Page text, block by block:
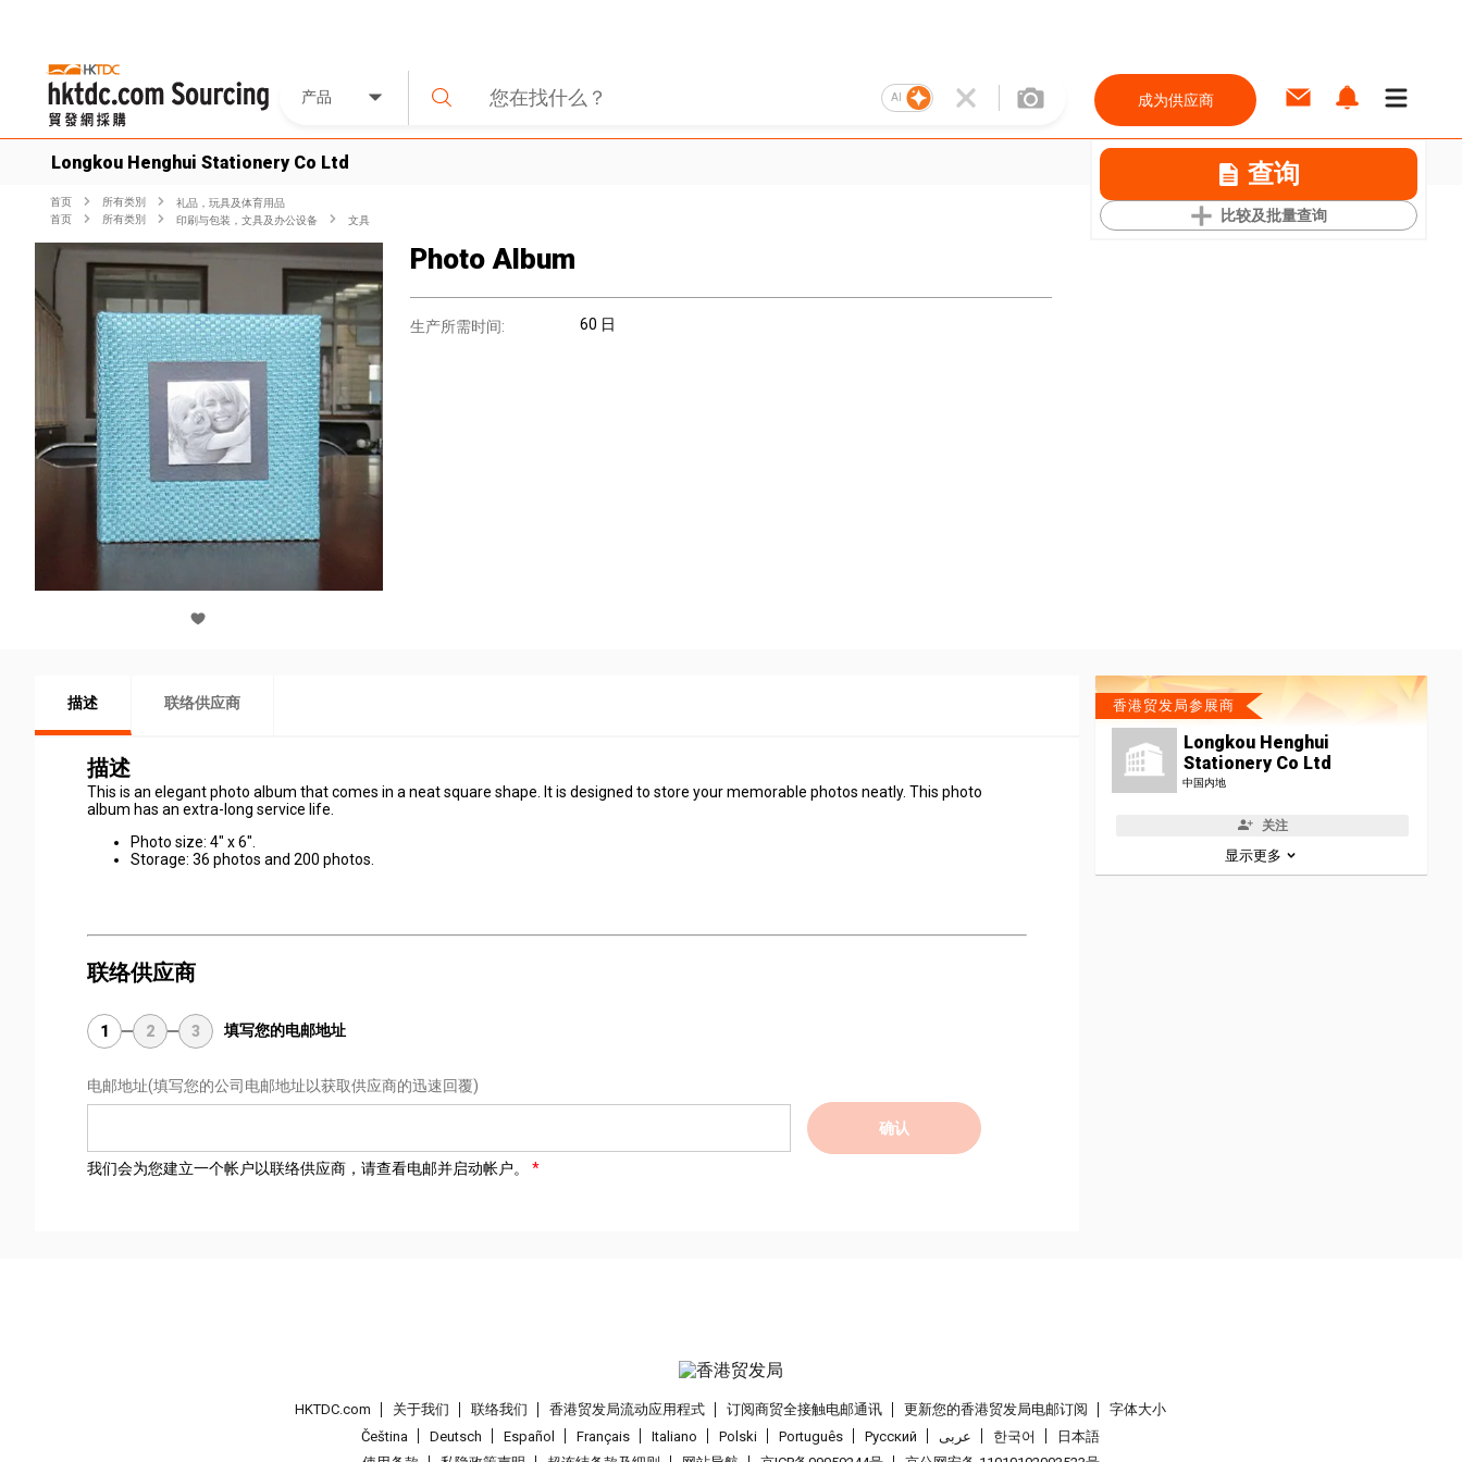
产品 AI 成为供应商
Longkou Henghui Stationery Co Ltd 查询
比较及批量查询
首页 所有类別
礼品，玩具及体育用品
首页
所有类別 印刷与包装，文具及办公设备 文具
Photo Album
生产所需时间: 60 日
描述 联络供应商
描述
This is an elegant photo album that comes in a neat square shape. It is designed to store your memorable photos neatly. This photo
album has an extra-long service life.
Photo size: 4" x 6".
Storage: 36 photos and 200 photos.
联络供应商
1 2 3 填写您的电邮地址
电邮地址(填写您的公司电邮地址以获取供应商的迅速回覆)
确认
我们会为您建立一个帐户以联络供应商，请查看电邮并启动帐户。
香港贸发局参展商
Longkou Henghui
Stationery Co Ltd
中国内地
关注
显示更多
HKTDC.com 关于我们 联络我们 香港贸发局流动应用程式 订阅商贸全接触电邮通讯 更新您的香港贸发局电邮订阅
字体大小
Čeština
Deutsch Español Français Italiano Polski Português Pусский عربى 한국어
日本語